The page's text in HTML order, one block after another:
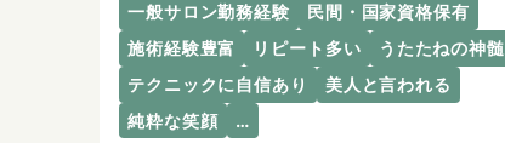
一般サロン勤務経験
民間・国家資格保有
施術経験豊富
リピート多い
うたたねの神髄
テクニックに自信あり
美人と言われる
純粋な笑顔
…